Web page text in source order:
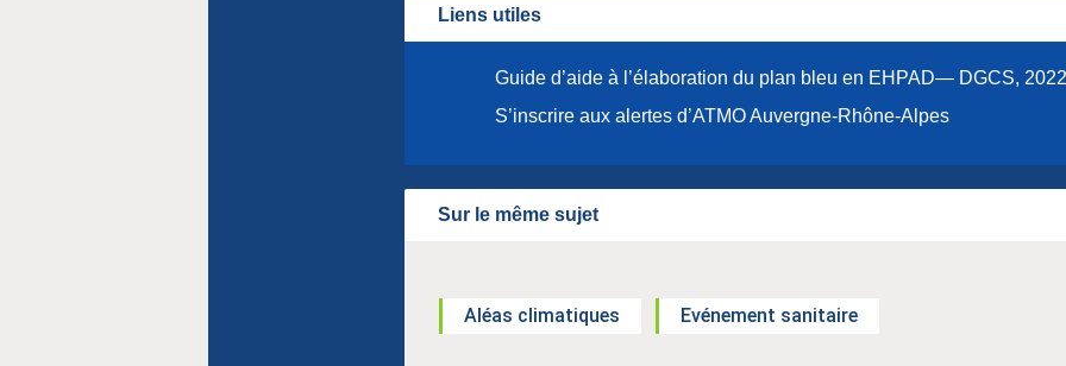
Liens utiles
Guide d’aide à l’élaboration du plan bleu en EHPAD— DGCS, 2022
S’inscrire aux alertes d’ATMO Auvergne-Rhône-Alpes
Sur le même sujet
Aléas climatiques Evénement sanitaire